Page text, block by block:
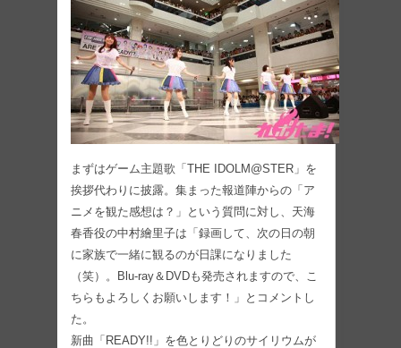
まずはゲーム主題歌「THE IDOLM@STER」を
挨拶代わりに披露。集まった報道陣からの「ア
ニメを観た感想は？」という質問に対し、天海
春香役の中村繪里子は「録画して、次の日の朝
に家族で一緒に観るのが日課になりました
（笑）。Blu-ray＆DVDも発売されますので、こ
ちらもよろしくお願いします！」とコメントし
た。
新曲「READY!!」を色とりどりのサイリウムが